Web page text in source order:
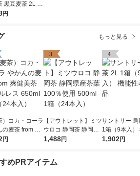
黒豆麦茶 2L 1
入）
円
もっと見る
）コカ・コーラ
の麦茶 from 爽
ラベルレス 65
円
3
【アウトレット】ミツ
ウロコ 静岡茶 静岡県
産茶葉100％使用 500
1,488円
4
サントリー
1箱（9本入）
表示食品
1,902円
めPRアイテム